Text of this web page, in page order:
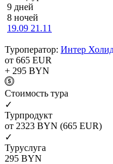
9 дней
8 ночей
19.09 21.11
Туроператор: Интер
от 665 EUR
+ 295 BYN
Cтоимость тура
✓
Турпродукт
от 2323 BYN (665 EUR)
✓
Туруслуга
295 BYN